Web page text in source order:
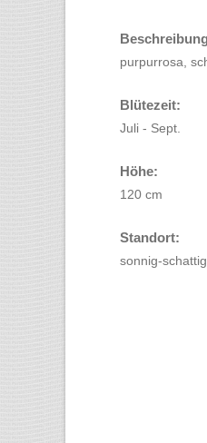
purpurrosa,
Blütezeit:
Juli - Sept.
Höhe:
120 cm
Standort:
sonnig-